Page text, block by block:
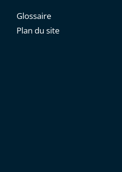
Glossaire
Plan du site